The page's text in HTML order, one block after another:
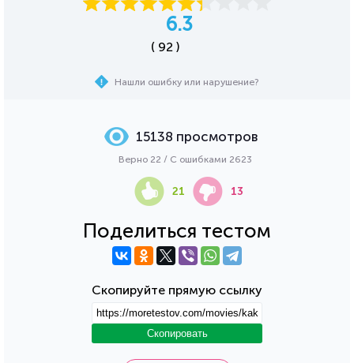
6.3
( 92 )
Нашли ошибку или нарушение?
Поделиться тестом
Скопируйте прямую ссылку
Скопировать
15138 просмотров
Верно 22 / С ошибками 2623
21 13